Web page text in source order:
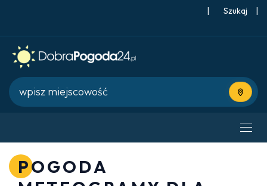
| |
Użyj
POGODA